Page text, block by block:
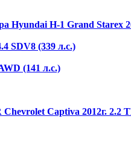
Hyundai H-1 Grand Starex
SDV8 (339 л.с.)
(141 л.с.)
Captiva 2012г. 2.2